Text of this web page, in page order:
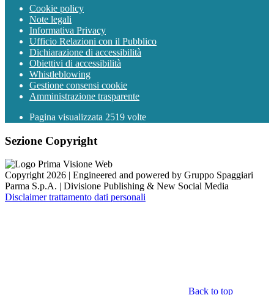
Cookie policy
Note legali
Informativa Privacy
Ufficio Relazioni con il Pubblico
Dichiarazione di accessibilità
Obiettivi di accessibilità
Whistleblowing
Gestione consensi cookie
Amministrazione trasparente
Pagina visualizzata 2519 volte
Sezione Copyright
Copyright 2026 | Engineered and powered by Gruppo Spaggiari
Parma S.p.A. | Divisione Publishing & New Social Media
Disclaimer trattamento dati personali
Back to top